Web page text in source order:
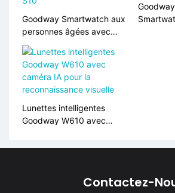
Goodway Smartwatch aux
personnes âgées avec
suivi GPS, rate cardiaque &
Moniteur SPO2, alerte SOS
S10
Lunettes intelligentes
Goodway W610 avec
Contactez-